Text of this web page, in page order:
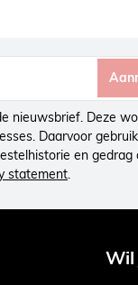
nieuwsbrief. Deze
Daarvoor
en gedrag
statement
Wil